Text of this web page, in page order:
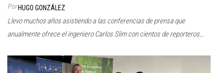
Por HUGO GONZÁLEZ
Llevo muchos años asistiendo a las conferencias de prensa que
anualmente ofrece el ingeniero Carlos Slim con cientos de reporteros…